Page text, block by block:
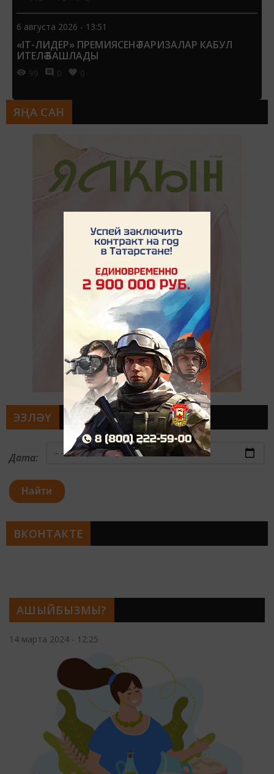
6 августа 2026 - 13:51
«IT-ЛИДЕР» ПРЕМИЯСЕНӘ ГАРИЗАЛАР КАБУЛ
ИТЕЛӘ БАШЛАДЫ
99 0 0
АШЫЙБЫЗМЫ?
14 марта 2024 - 12:25
ЯҢА САН
ЭЗЛӘҮ
Дата:
Найти
ВКОНТАКТЕ